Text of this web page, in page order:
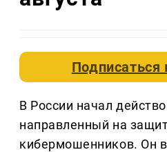
Подписаться
В России начал
направленный на
кибермошенников. Он